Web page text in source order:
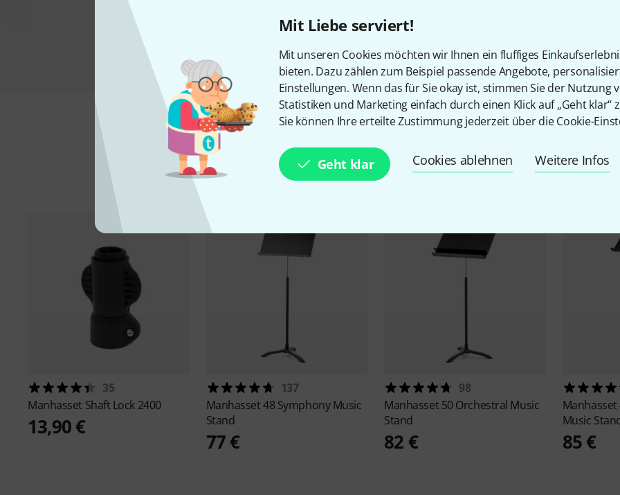
Mit Liebe serviert!
Mit unseren Cookies möchten wir Ihnen ein fluffiges
bieten. Dazu zählen zum Beispiel passende Angebote,
Einstellungen. Wenn das für Sie okay ist, stimmen Sie der Nutzung
Statistiken und Marketing einfach durch einen Klick auf „Geht klar“
Sie können Ihre erteilte Zustimmung jederzeit über die Cookie-
Geht klar Cookies ablehnen Weitere Infos
Vergleichen
Zubehör & passende Artikel
35
Manhasset Shaft Lock 2400
13,90 €
137
Manhasset48 Symphony Music
Stand
77 €
98
Manhasset 50 Orchestral Music
Stand
82 €
Manhasset
Music
85 €